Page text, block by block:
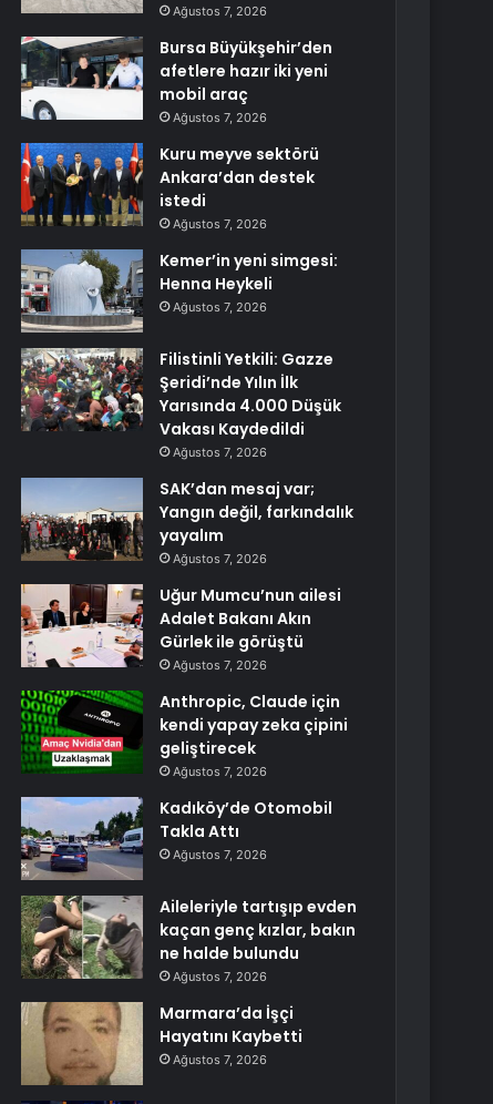
Ağustos 7, 2026
Bursa Büyükşehir’den
afetlere hazır iki yeni
mobil araç
Ağustos 7, 2026
Kuru meyve sektörü
Ankara’dan destek
istedi
Ağustos 7, 2026
Kemer’in yeni simgesi:
Henna Heykeli
Ağustos 7, 2026
Filistinli Yetkili: Gazze
Şeridi’nde Yılın İlk
Yarısında 4.000 Düşük
Vakası Kaydedildi
Ağustos 7, 2026
SAK’dan mesaj var;
Yangın değil, farkındalık
yayalım
Ağustos 7, 2026
Uğur Mumcu’nun ailesi
Adalet Bakanı Akın
Gürlek ile görüştü
Ağustos 7, 2026
Anthropic, Claude için
kendi yapay zeka çipini
geliştirecek
Ağustos 7, 2026
Kadıköy’de Otomobil
Takla Attı
Ağustos 7, 2026
Aileleriyle tartışıp evden
kaçan genç kızlar, bakın
ne halde bulundu
Ağustos 7, 2026
Marmara’da İşçi
Hayatını Kaybetti
Ağustos 7, 2026